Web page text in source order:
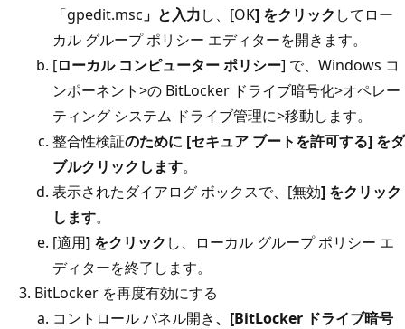
「gpedit.msc 」と入力し、[OK] をクリック してロー
カル グループ ポリシー エディターを開きます。
[ローカル コンピューター ポリシー] で、Windows コ
ンポーネント>の BitLocker ドライブ暗号化>オペレー
ティング システム ドライブ管理に>移動します。
整合性検証のために [セキュア ブートを許可する] をダ
ブルクリックします。
表示されたダイアログ ボックスで、[無効] をクリック
します。
[適用] をクリック し、ローカル グループ ポリシー エ
ディターを終了します。
BitLocker を再度有効にする
コントロール パネル開き、[BitLocker ドライブ暗号